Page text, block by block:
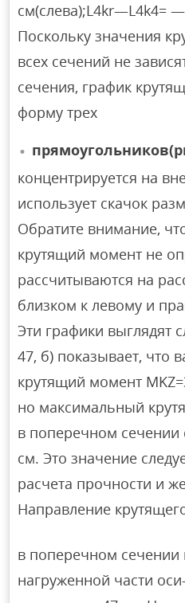
см(слева);L4kr—L4k4=
Поскольку значения
всех сечений не
сечения, график
форму трех
концентрируется на
использует скачок
Обратите внимание,
крутящий момент не
рассчитываются на
близком к левому и
Эти графики выглядят
47, б) показывает, что
крутящий момент
но максимальный
в поперечном сечении
см. Это значение
расчета прочности и
Направление
в поперечном сечении
нагруженной части